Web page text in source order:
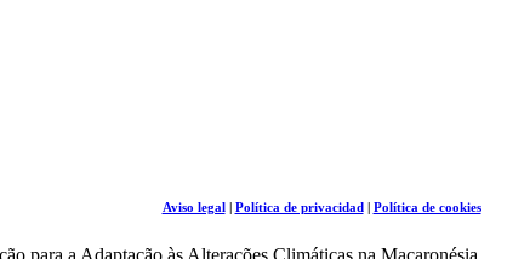
Aviso legal| Política de privacidad| Política de cookies
para a Adaptação às Alterações Climáticas na Macaronésia